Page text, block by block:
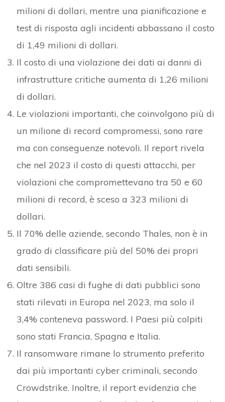
milioni di dollari, mentre una pianificazione e
test di risposta agli incidenti abbassano il costo
di 1,49 milioni di dollari.
Il costo di una violazione dei dati ai danni di
infrastrutture critiche aumenta di 1,26 milioni
di dollari.
Le violazioni importanti, che coinvolgono più di
un milione di record compromessi, sono rare
ma con conseguenze notevoli. Il report rivela
che nel 2023 il costo di questi attacchi, per
violazioni che compromettevano tra 50 e 60
milioni di record, è sceso a 323 milioni di
dollari.
Il 70% delle aziende, secondo Thales, non è in
grado di classificare più del 50% dei propri
dati sensibili.
Oltre 386 casi di fughe di dati pubblici sono
stati rilevati in Europa nel 2023, ma solo il
3,4% conteneva password. I Paesi più colpiti
sono stati Francia, Spagna e Italia.
Il ransomware rimane lo strumento preferito
dai più importanti cyber criminali, secondo
Crowdstrike. Inoltre, il report evidenzia che